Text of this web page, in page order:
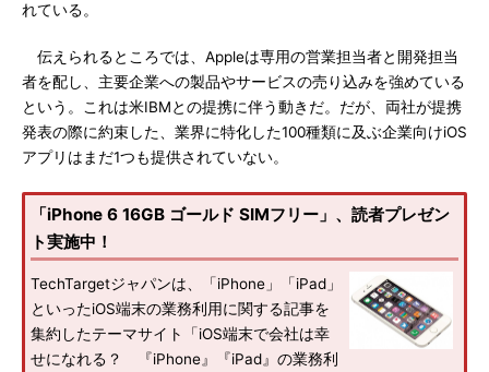
れている。
伝えられるところでは、Appleは専用の営業担当者と開発担当
者を配し、主要企業への製品やサービスの売り込みを強めている
という。これは米IBMとの提携に伴う動きだ。だが、両社が提携
発表の際に約束した、業界に特化した100種類に及ぶ企業向けiOS
アプリはまだ1つも提供されていない。
「iPhone 6 16GB ゴールド SIMフリー」、読者プレゼン
ト実施中！
TechTargetジャパンは、「iPhone」「iPad」
といったiOS端末の業務利用に関する記事を
集約したテーマサイト「iOS端末で会社は幸
せになれる？ 『iPhone』『iPad』の業務利